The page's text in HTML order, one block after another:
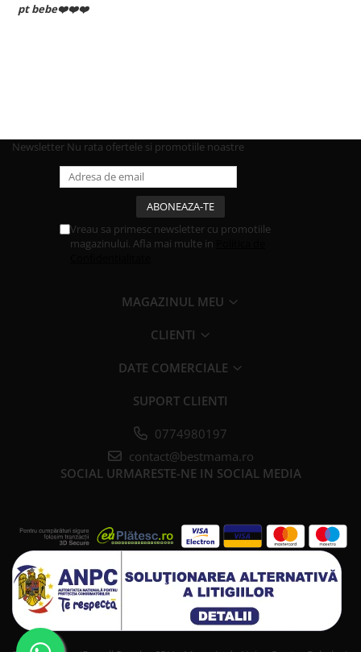
pt bebe❤️❤️❤️
Newsletter Nu rata ofertele si promotiile noastre
Vreau sa primesc newsletter cu promotiile
magazinului. Afla mai multe in
MAGAZINUL MEU
CLIENTI
DATE COMERCIALE
SUPORT CLIENTI
0774980197
contact@bestmama.ro
SOCIAL URMARESTE-NE IN SOCIAL MEDIA